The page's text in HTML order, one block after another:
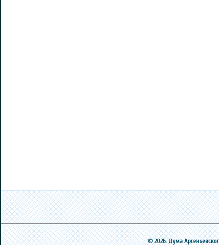
© 2026. Дума